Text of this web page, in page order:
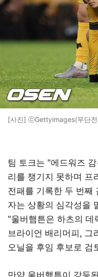
[사진] ⓒGettyimages(무단전
팀 토크는 "에드워즈
리를 챙기지 못하며 프
전패를 기록한 두 번째
자는 상황의 심각성을
"울버햄튼은 하츠의 데
브라이언 배리머피, 그
오닐을 후임 후보로 검
만약 울버햄튼이 강등